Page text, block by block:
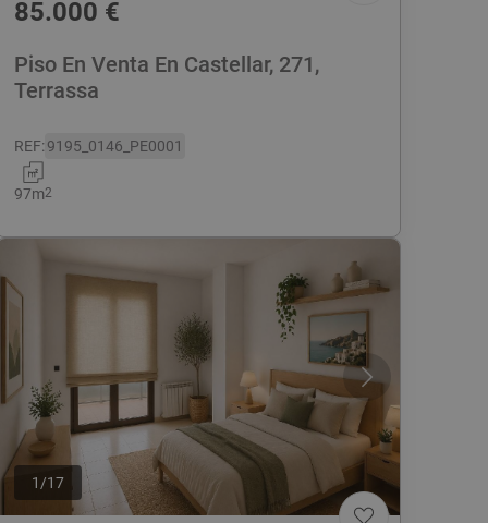
85.000 €
Piso En Venta En Castellar, 271,
Terrassa
REF:9195_0146_PE0001
97m2
1 /17